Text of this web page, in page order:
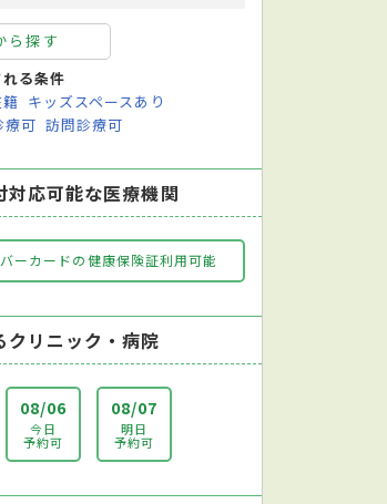
ら探す
る条件
キッズスペースあり
療可 訪問診療可
対応可能な医療機関
ーカードの健康保険証利用可能
クリニック・病院
08/06
今日
予約可
08/07
明日
予約可